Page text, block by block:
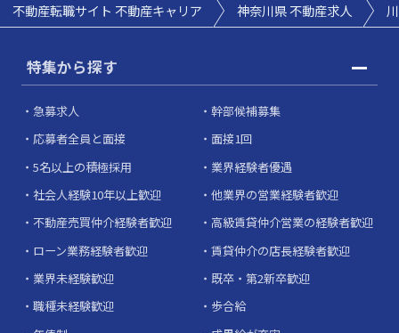
不動産転職サイト 不動産キャリア 神奈川県 不動産求人
特集から探す
急募求人
幹部候補募集
応募者全員と面接
面接1回
5名以上の積極採用
業界経験者優遇
社会人経験10年以上歓迎
他業界の営業経験者歓迎
不動産売買仲介経験者歓迎
高級賃貸仲介営業の経験者歓迎
ローン業務経験者歓迎
賃貸仲介の店長経験者歓迎
業界未経験歓迎
既卒・第2新卒歓迎
職種未経験歓迎
歩合給